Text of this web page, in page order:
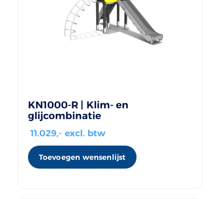
KN1000-R | Klim- en
glijcombinatie
11.029,- excl. btw
Toevoegen wensenlijst